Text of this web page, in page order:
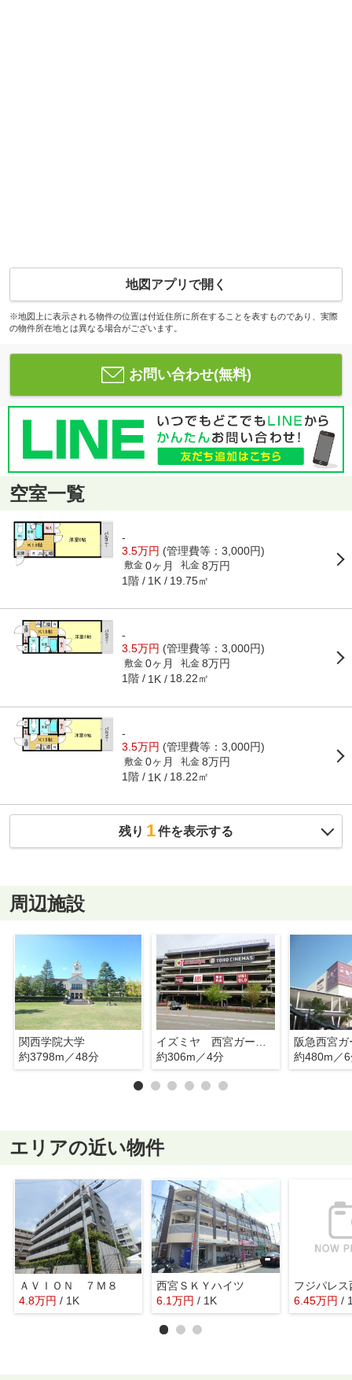
地図アプリで開く
※地図上に表示される物件の位置は付近住所に所在することを表すものであり、実際
の物件所在地とは異なる場合がございます。
お問い合わせ(無料)
空室一覧
-
3.5万円 (管理費等：3,000円)
敷金 0ヶ月 礼金 8万円
1階 1K 19.75㎡
-
3.5万円 (管理費等：3,000円)
敷金 0ヶ月 礼金 8万円
1階 1K 18.22㎡
-
3.5万円 (管理費等：3,000円)
敷金 0ヶ月 礼金 8万円
1階 1K 18.22㎡
残り 1件を表示する
周辺施設
関西学院大学
約3798m／48分
約306m／4分
阪急西宮
約480m／
エリアの近い物件
ＡＶＩＯＮ ７Ｍ８
4.8万円 / 1K
西宮ＳＫＹハイツ
6.1万円 / 1K 6.45万円 /